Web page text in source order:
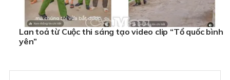
Lan toả từ Cuộc thi sáng tạo video clip “Tổ quốc bình
yên”